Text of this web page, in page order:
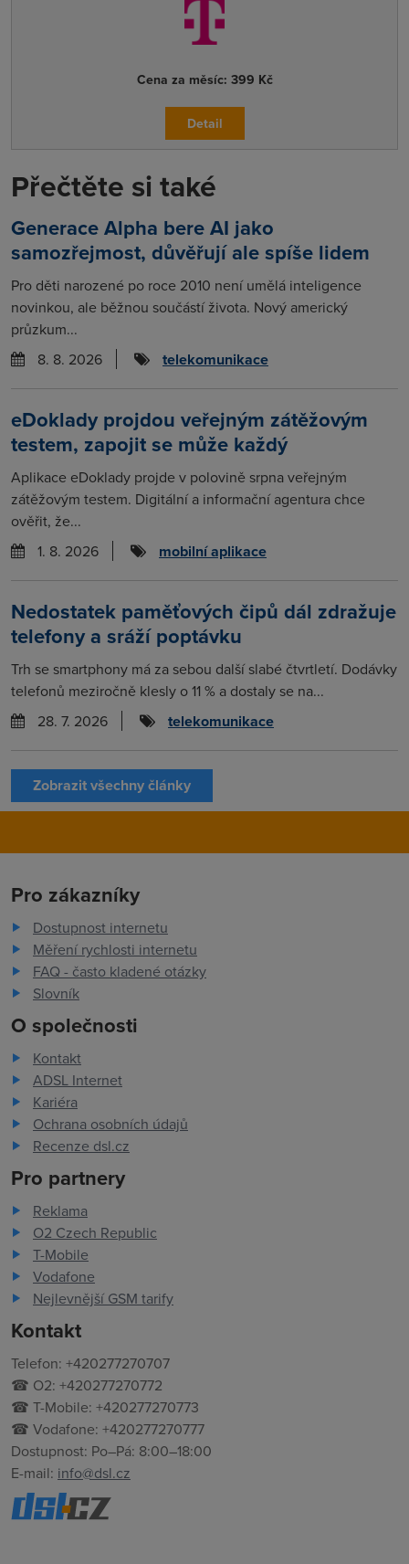
Cena za měsíc: 399 Kč
Detail
Přečtěte si také
Generace Alpha bere AI jako
samozřejmost, důvěřují ale spíše lidem
Pro děti narozené po roce 2010 není umělá inteligence
novinkou, ale běžnou součástí života. Nový americký
průzkum...
8. 8. 2026
telekomunikace
eDoklady projdou veřejným zátěžovým
testem, zapojit se může každý
Aplikace eDoklady projde v polovině srpna veřejným
zátěžovým testem. Digitální a informační agentura chce
ověřit, že...
1. 8. 2026
mobilní aplikace
Nedostatek paměťových čipů dál zdražuje
telefony a sráží poptávku
Trh se smartphony má za sebou další slabé čtvrtletí. Dodávky
telefonů meziročně klesly o 11 % a dostaly se na...
28. 7. 2026
telekomunikace
Zobrazit všechny články
Pro zákazníky
Dostupnost internetu
Měření rychlosti internetu
FAQ - často kladené otázky
Slovník
O společnosti
Kontakt
ADSL Internet
Kariéra
Ochrana osobních údajů
Recenze dsl.cz
Pro partnery
Reklama
O2 Czech Republic
T-Mobile
Vodafone
Nejlevnější GSM tarify
Kontakt
Telefon: +420277270707
☎ O2: +420277270772
☎ T-Mobile: +420277270773
☎ Vodafone: +420277270777
Dostupnost: Po–Pá: 8:00–18:00
E-mail: info@dsl.cz